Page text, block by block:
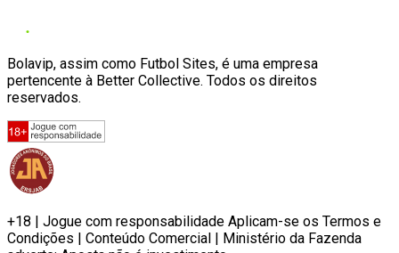
Bolavip, assim como Futbol Sites, é uma empresa
pertencente à Better Collective. Todos os direitos
reservados.
+18 | Jogue com responsabilidade Aplicam-se os Termos e
Condições | Conteúdo Comercial | Ministério da Fazenda